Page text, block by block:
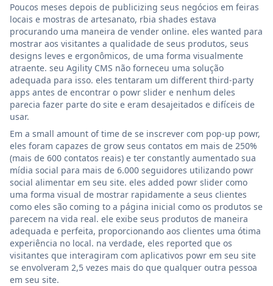
Poucos meses depois de publicizing seus negócios em feiras
locais e mostras de artesanato, rbia shades estava
procurando uma maneira de vender online. eles wanted para
mostrar aos visitantes a qualidade de seus produtos, seus
designs leves e ergonômicos, de uma forma visualmente
atraente. seu Agility CMS não forneceu uma solução
adequada para isso. eles tentaram um different third-party
apps antes de encontrar o powr slider e nenhum deles
parecia fazer parte do site e eram desajeitados e difíceis de
usar.
Em a small amount of time de se inscrever com pop-up powr,
eles foram capazes de grow seus contatos em mais de 250%
(mais de 600 contatos reais) e ter constantly aumentado sua
mídia social para mais de 6.000 seguidores utilizando powr
social alimentar em seu site. eles added powr slider como
uma forma visual de mostrar rapidamente a seus clientes
como eles são coming to a página inicial como os produtos se
parecem na vida real. ele exibe seus produtos de maneira
adequada e perfeita, proporcionando aos clientes uma ótima
experiência no local. na verdade, eles reported que os
visitantes que interagiram com aplicativos powr em seu site
se envolveram 2,5 vezes mais do que qualquer outra pessoa
em seu site.